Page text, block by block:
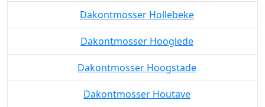
Dakontmosser Hollebeke
Dakontmosser Hooglede
Dakontmosser Hoogstade
Dakontmosser Houtave